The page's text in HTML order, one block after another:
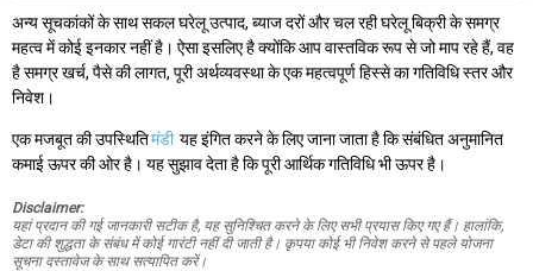
अन्य सूचकांकों के साथ सकल घरेलू उत्पाद, ब्याज दरों और चल रही घरेलू बिक्री के समग्र
महत्व में कोई इनकार नहीं है। ऐसा इसलिए है क्योंकि आप वास्तविक रूप से जो माप रहे हैं, वह
है समग्र खर्च, पैसे की लागत, पूरी अर्थव्यवस्था के एक महत्वपूर्ण हिस्से का गतिविधि स्तर और
निवेश।
एक मजबूत की उपस्थितिमंडी यह इंगित करने के लिए जाना जाता है कि संबंधित अनुमानित
कमाई ऊपर की ओर है। यह सुझाव देता है कि पूरी आर्थिक गतिविधि भी ऊपर है।
Disclaimer:
यहां प्रदान की गई जानकारी सटीक है, यह सुनिश्चित करने के लिए सभी प्रयास किए गए हैं। हालांकि,
डेटा की शुद्धता के संबंध में कोई गारंटी नहीं दी जाती है। कृपया कोई भी निवेश करने से पहले योजना
सूचना दस्तावेज के साथ सत्यापित करें।